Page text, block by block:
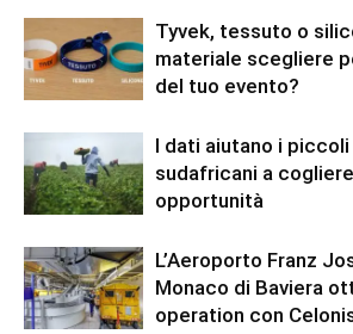
Tyvek, tessuto o
materiale scegliere
del tuo evento?
I dati aiutano i
sudafricani a
opportunità
L’Aeroporto Franz
Monaco di Baviera
operation con